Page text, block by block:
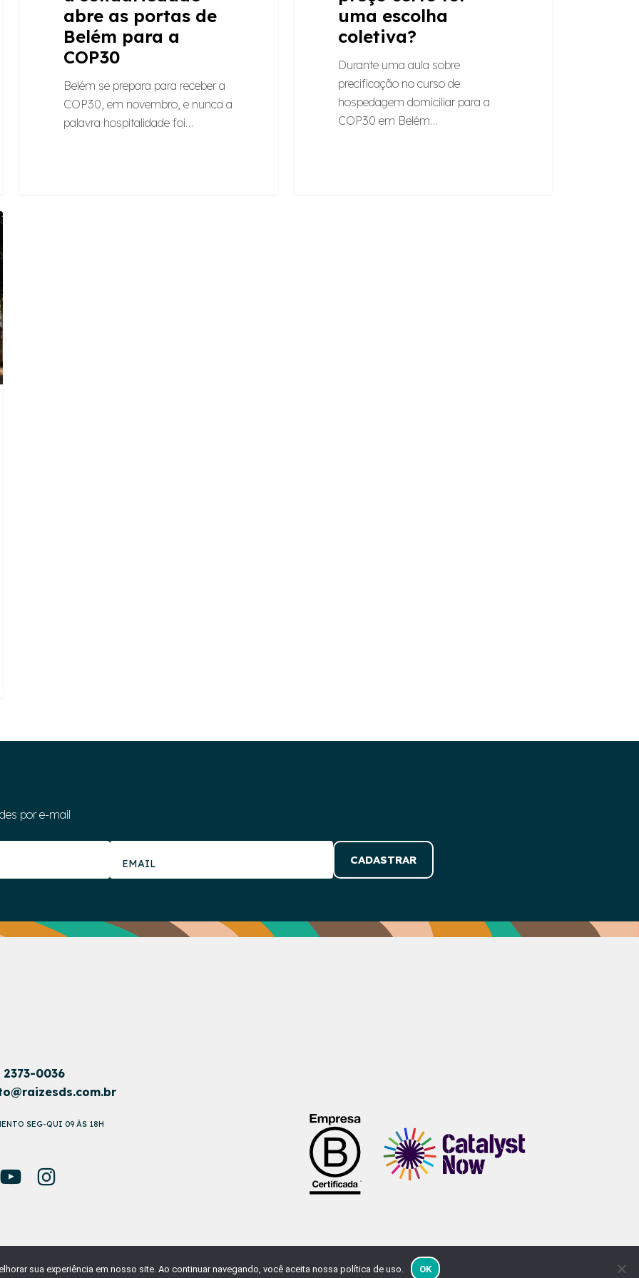
abre as portas de
Belém para a
COP30
Belém se prepara para receber a
COP30, em novembro, e nunca a
palavra hospitalidade foi…
uma escolha
coletiva?
Durante uma aula sobre
precificação no curso de
hospedagem domiciliar para a
COP30 em Belém…
por e-mail
2373-0036
SEG-QUI 09 ÀS 18H
POR NAÇÃODESIGN
sua experiência em nosso site. Ao continuar navegando, você aceita nossa política de uso. OK